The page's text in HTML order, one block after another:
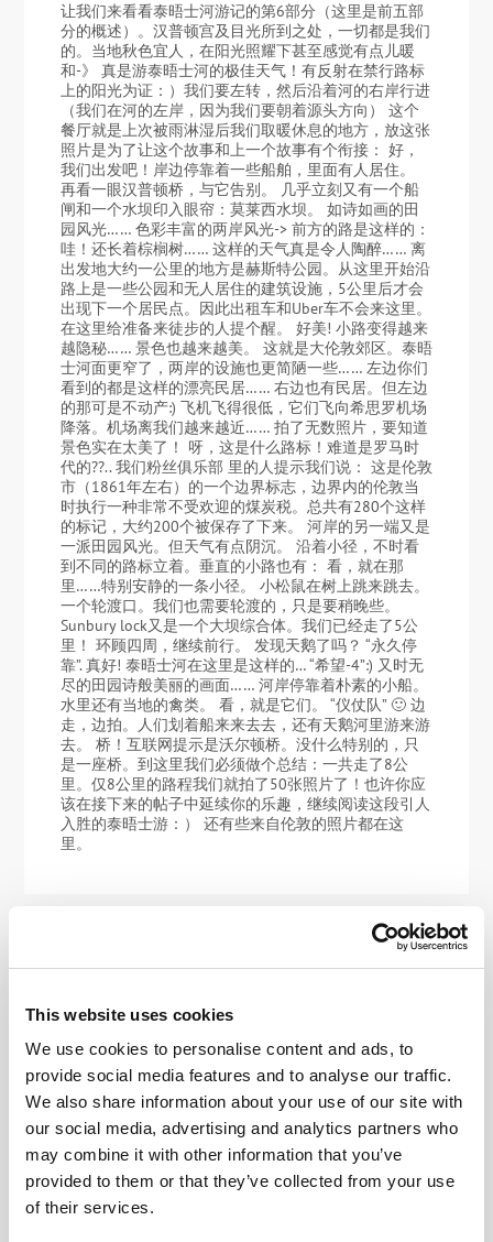
This website uses cookies
We use cookies to personalise content and ads, to
provide social media features and to analyse our traffic.
We also share information about your use of our site with
our social media, advertising and analytics partners who
may combine it with other information that you’ve
provided to them or that they’ve collected from your use
of their services.
让我们来看看泰晤士河游记的第6部分（这里是前五部
分的概述）。汉普顿宫及目光所到之处，一切都是我们
的。当地秋色宜人，在阳光照耀下甚至感觉有点儿暖
和-》 真是游泰晤士河的极佳天气！有反射在禁行路标
上的阳光为证：）我们要左转，然后沿着河的右岸行进
（我们在河的左岸，因为我们要朝着源头方向） 这个
餐厅就是上次被雨淋湿后我们取暖休息的地方，放这张
照片是为了让这个故事和上一个故事有个衔接： 好，
我们出发吧！岸边停靠着一些船舶，里面有人居住。
再看一眼汉普顿桥，与它告别。 几乎立刻又有一个船
闸和一个水坝印入眼帘：莫莱西水坝。 如诗如画的田
园风光…… 色彩丰富的两岸风光-> 前方的路是这样的：
哇！还长着棕榈树…… 这样的天气真是令人陶醉…… 离
出发地大约一公里的地方是赫斯特公园。从这里开始沿
路上是一些公园和无人居住的建筑设施，5公里后才会
出现下一个居民点。因此出租车和Uber车不会来这里。
在这里给准备来徒步的人提个醒。 好美! 小路变得越来
越隐秘…… 景色也越来越美。 这就是大伦敦郊区。泰晤
士河面更窄了，两岸的设施也更简陋一些…… 左边你们
看到的都是这样的漂亮民居…… 右边也有民居。但左边
的那可是不动产:) 飞机飞得很低，它们飞向希思罗机场
降落。机场离我们越来越近…… 拍了无数照片，要知道
景色实在太美了！ 呀，这是什么路标！难道是罗马时
代的??.. 我们粉丝俱乐部 里的人提示我们说： 这是伦敦
市（1861年左右）的一个边界标志，边界内的伦敦当
时执行一种非常不受欢迎的煤炭税。总共有280个这样
的标记，大约200个被保存了下来。 河岸的另一端又是
一派田园风光。但天气有点阴沉。 沿着小径，不时看
到不同的路标立着。垂直的小路也有： 看，就在那
里……特别安静的一条小径。 小松鼠在树上跳来跳去。
一个轮渡口。我们也需要轮渡的，只是要稍晚些。
Sunbury lock又是一个大坝综合体。我们已经走了5公
里！ 环顾四周，继续前行。 发现天鹅了吗？ “永久停
靠”. 真好! 泰晤士河在这里是这样的… “希望-4”:) 又时无
尽的田园诗般美丽的画面…… 河岸停靠着朴素的小船。
水里还有当地的禽类。 看，就是它们。 “仪仗队” 🙂 边
走，边拍。人们划着船来来去去，还有天鹅河里游来游
去。 桥！互联网提示是沃尔顿桥。没什么特别的，只
是一座桥。到这里我们必须做个总结：一共走了8公
里。仅8公里的路程我们就拍了50张照片了！也许你应
该在接下来的帖子中延续你的乐趣，继续阅读这段引人
入胜的泰晤士游：） 还有些来自伦敦的照片都在这
里。
2022年 JAN月 11日
世间存在各种传统惯例。比如有些人习惯在每年的12月
31去洗桑拿：）而我在伦敦传统惯例被亲切地称为”泰
晤士河之旅”，来自英语的 Thames Walk。这是一条长
约300公里的步行路线，从 泰晤士河大坝 （伦敦东部
的一座大坝）开始，一直延伸到泰晤士河的源头。大约
80公里的路线几乎都在大伦敦区域——我们刚刚完成了
这一部分！终点位于距距离伦敦环路（AKA M25）1公
里的斯坦斯桥。 我再重复一遍：这是一条非常棒的路
线！我愿意重复多次。在已经完成的路段部分，我已经
可以当导游了：）真的很棒！在我们开始讲述从汉普顿
法院到斯坦斯桥的20公里长的泰晤士河游记之前，我将